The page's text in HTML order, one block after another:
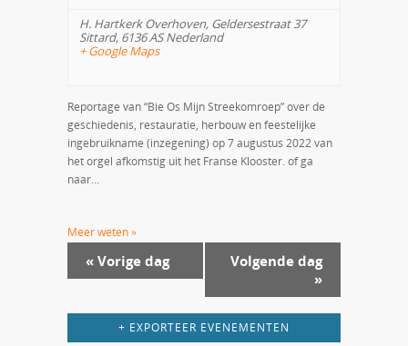
H. Hartkerk Overhoven, Geldersestraat 37
Sittard, 6136 AS Nederland
+ Google Maps
Reportage van “Bie Os Mijn Streekomroep” over de
geschiedenis, restauratie, herbouw en feestelijke
ingebruikname (inzegening) op 7 augustus 2022 van
het orgel afkomstig uit het Franse Klooster. of ga
naar...
Meer weten »
« Vorige dag
Volgende dag
»
+ EXPORTEER EVENEMENTEN